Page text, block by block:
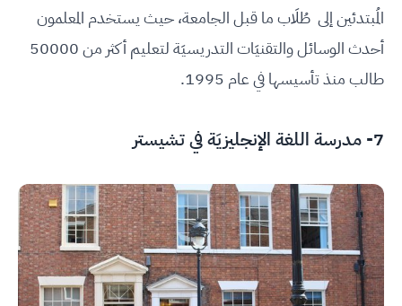
المُبتدئين إلى طُلَاب ما قبل الجامعة، حيث يستخدم المعلمون
أحدث الوسائل والتقنيَات التدريسيَة لتعليم أكثر من 50000
طالب منذ تأسيسها في عام 1995.
7- مدرسة اللغة الإنجليزيَة في تشيستر